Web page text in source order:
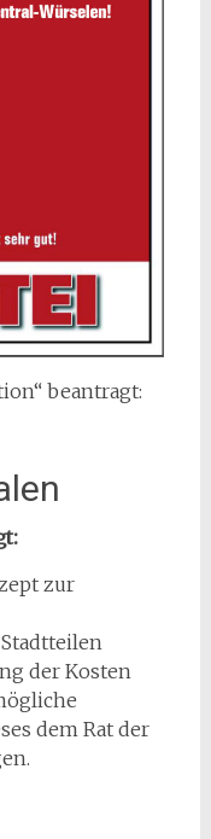
beantragt:
zur
der Kosten
dem Rat der